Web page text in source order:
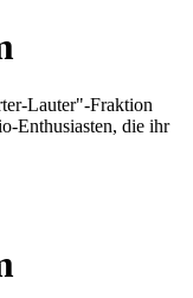
Lauter"-Fraktion
Enthusiasten, die ihr